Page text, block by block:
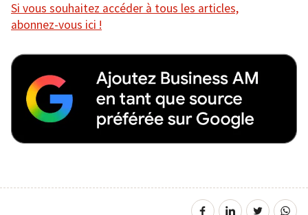
Si vous souhaitez accéder à tous les articles,
abonnez-vous ici !